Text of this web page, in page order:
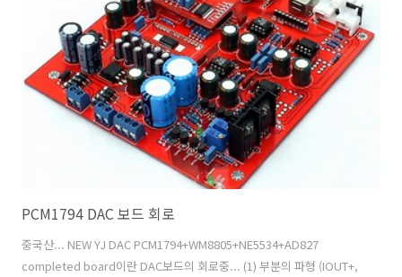
려면 DAC칩이 2개가 필요합니다..왜 이렇게 구성한지 몰랐는데
HIFIPAX카페 회원님들의 답변으로 이렇게 하면..
PCM1794 DAC 보드 회로
중국산... NEW YJ DAC PCM1794+WM8805+NE5534+AD827
completed board이란 DAC보드의 회로중... (1) 부분의 파형 (IOUT+,